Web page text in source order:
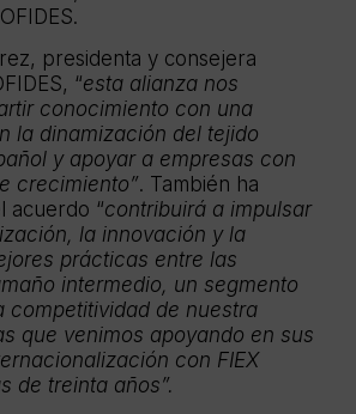
presidenta y consejera
“esta alianza nos
conocimiento con una
la dinamización del tejido
y apoyar a empresas con
crecimiento”. También ha
acuerdo “contribuirá a impulsar
la innovación y la
prácticas entre las
intermedio, un segmento
competitividad de nuestra
que venimos apoyando en sus
con FIEX
de treinta años”.